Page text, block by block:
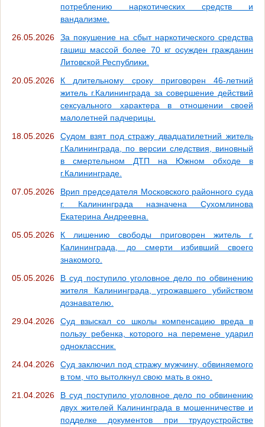
потреблению наркотических средств и
вандализме.
26.05.2026
За покушение на сбыт наркотического средства
гашиш массой более 70 кг осужден гражданин
Литовской Республики.
20.05.2026
К длительному сроку приговорен 46-летний
житель г.Калининграда за совершение действий
сексуального характера в отношении своей
малолетней падчерицы.
18.05.2026
Судом взят под стражу двадцатилетний житель
г.Калининграда, по версии следствия, виновный
в смертельном ДТП на Южном обходе в
г.Калининграде.
07.05.2026
Врип председателя Московского районного суда
г. Калининграда назначена Сухомлинова
Екатерина Андреевна.
05.05.2026
К лишению свободы приговорен житель г.
Калининграда, до смерти избивший своего
знакомого.
05.05.2026
В суд поступило уголовное дело по обвинению
жителя Калининграда, угрожавшего убийством
дознавателю.
29.04.2026
Суд взыскал со школы компенсацию вреда в
пользу ребенка, которого на перемене ударил
одноклассник.
24.04.2026
Суд заключил под стражу мужчину, обвиняемого
в том, что вытолкнул свою мать в окно.
21.04.2026
В суд поступило уголовное дело по обвинению
двух жителей Калининграда в мошенничестве и
подделке документов при трудоустройстве